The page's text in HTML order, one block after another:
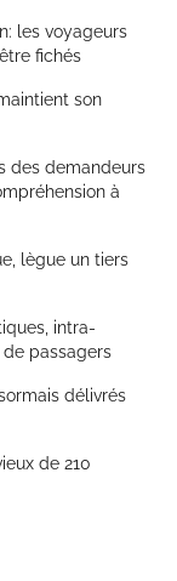
les voyageurs
fichés
son
des demandeurs
à
lègue un tiers
intra-
passagers
délivrés
de 210